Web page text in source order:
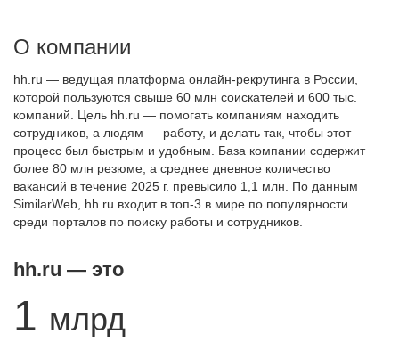
О компании
hh.ru — ведущая платформа онлайн-рекрутинга в России,
которой пользуются свыше 60 млн соискателей и 600 тыс.
компаний. Цель hh.ru — помогать компаниям находить
сотрудников, а людям — работу, и делать так, чтобы этот
процесс был быстрым и удобным. База компании содержит
более 80 млн резюме, а среднее дневное количество
вакансий в течение 2025 г. превысило 1,1 млн. По данным
SimilarWeb, hh.ru входит в топ-3 в мире по популярности
среди порталов по поиску работы и сотрудников.
hh.ru — это
1 млрд